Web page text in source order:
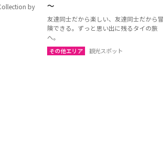
by
～
友達同士だから楽しい、友達同士だから冒
険できる。ずっと思い出に残るタイの旅
へ。
その他エリア 観光スポット